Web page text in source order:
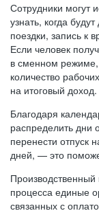
Сотрудники могут
узнать, когда
поездки, запись к
Если человек
в сменном режиме,
количество
на итоговый доход.
Благодаря
распределить дни
перенести отпуск
дней, — это
Производственный
процесса единые
связанных с